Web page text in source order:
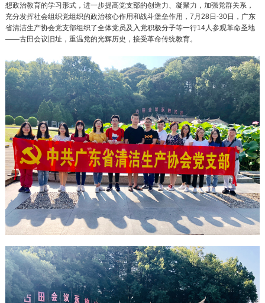
想政治教育的学习形式，进一步提高党支部的创造力、凝聚力，加强党群关系，
充分发挥社会组织党组织的政治核心作用和战斗堡垒作用，7月28日-30日，广东
省清洁生产协会党支部组织了全体党员及入党积极分子等一行14人参观革命圣地
——古田会议旧址，重温党的光辉历史，接受革命传统教育。